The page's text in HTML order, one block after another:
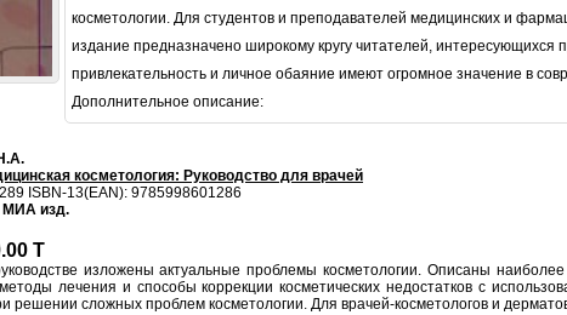
косметологии. Для студентов и преподавателей медицинских и
издание предназначено широкому кругу читателей, интересующихся
привлекательность и личное обаяние имеют огромное значение в
Дополнительное описание:
косметология: Руководство для врачей
ISBN-13(EAN): 9785998601286
МИА изд.
T
изложены актуальные проблемы косметологии. Описаны
лечения и способы коррекции косметических недостатков с
решении сложных проблем косметологии. Для врачей-косметологов и